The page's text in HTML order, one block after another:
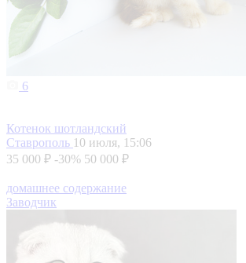
6
Котенок шотландский
Ставрополь 10 июля, 15:06
35 000 ₽ -30% 50 000 ₽
домашнее содержание
Заводчик